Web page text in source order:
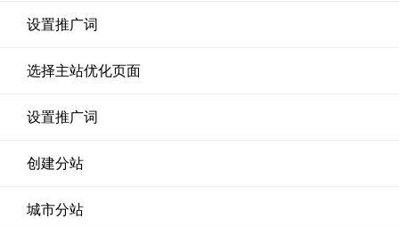
设置推广词
选择主站优化页面
设置推广词
创建分站
城市分站